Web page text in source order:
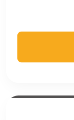
peuvent pas être
Cookies